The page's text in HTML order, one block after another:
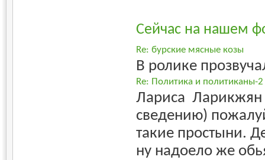
Сейчас на нашем
Re: бурские мясные козы
В ролике
Re: Политика и политиканы-2
Лариса Ларикжян
сведению)
такие простыни.
ну надоело же